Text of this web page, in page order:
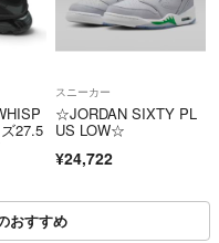
27.5
スニーカー
☆JORDAN SIXTY PL
US LOW☆
¥24,722
おすすめ